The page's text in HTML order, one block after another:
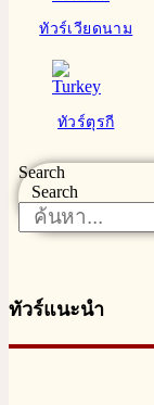
ทัวร์เวียดนาม
ทัวร์ตุรกี
Search
Search
ทัวร์แนะนำ